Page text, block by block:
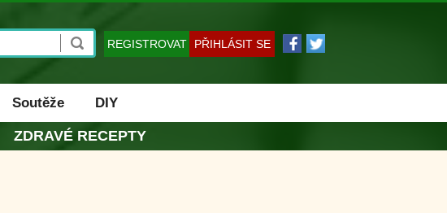
REGISTROVAT PŘIHLÁSIT SE
Soutěže DIY
ZDRAVÉ RECEPTY